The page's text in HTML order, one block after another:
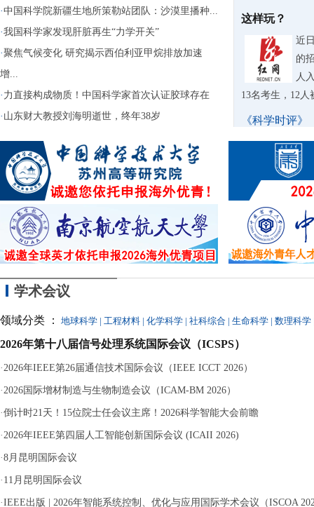
·中国科学院新疆生地所策勒站团队：沙漠里播种...
·我国科学家发现肝脏再生“力学开关”
·聚焦气候变化 研究揭示西伯利亚甲烷排放加速
增...
· 力直接构成物质！中国科学家首次认证胶球存在
· 山东财大教授刘海明逝世，终年38岁
这样玩？
近
的
人
13名考生，12人
《科学时评》
苏泊尔AI擦边
据
牌
学术会议
领域分类 ： 地球科学 | 工程材料 | 化学科学 | 社科综合 | 生命科学 | 数理科学
2026年第十八届信号处理系统国际会议（ICSPS）
·2026年IEEE第26届通信技术国际会议（IEEE ICCT 2026）
·2026国际增材制造与生物制造会议（ICAM-BM 2026）
·倒计时21天！15位院士任会议主席！2026科学智能大会前瞻
·2026年IEEE第四届人工智能创新国际会议 (ICAII 2026)
·8月昆明国际会议
· 11月昆明国际会议
·IEEE出版 | 2026年智能系统控制、优化与应用国际学术会议（ISCOA